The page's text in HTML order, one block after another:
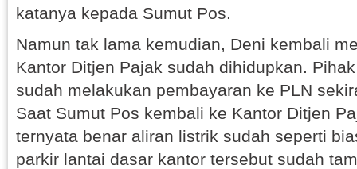
katanya kepada Sumut Pos.
Namun tak lama kemudian, Deni kembali
Kantor Ditjen Pajak sudah dihidupkan.
sudah melakukan pembayaran ke PLN
Saat Sumut Pos kembali ke Kantor Ditjen
ternyata benar aliran listrik sudah seperti
parkir lantai dasar kantor tersebut sudah